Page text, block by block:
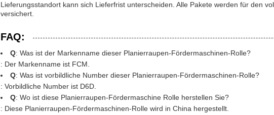
Lieferungsstandort kann sich Lieferfrist unterscheiden. Alle Pakete werden für den
versichert.
FAQ:
Q: Was ist der Markenname dieser Planierraupen-Fördermaschinen-Rolle?
: Der Markenname ist FCM.
Q: Was ist vorbildliche Number dieser Planierraupen-Fördermaschinen-Rolle?
: Vorbildliche Number ist D6D.
Q: Wo ist diese Planierraupen-Fördermaschine Rolle herstellen Sie?
: Diese Planierraupen-Fördermaschinen-Rolle wird in China hergestellt.